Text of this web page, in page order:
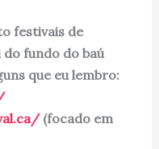
festivais de
fundo do baú
que eu lembro:
(focado em